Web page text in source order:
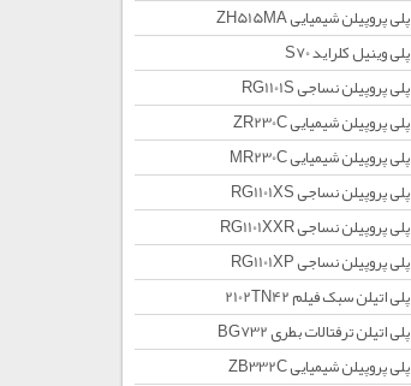
پلی پروپیلن شیمیایی ZH515MA
پلی وینیل کلراید S70
پلی پروپیلن نساجی RG1101S
پلی پروپیلن شیمیایی ZR230C
پلی پروپیلن شیمیایی MR230C
پلی پروپیلن نساجی RG1101XS
پلی پروپیلن نساجی RG1101XXR
پلی پروپیلن نساجی RG1101XP
پلی اتیلن سبک فیلم 2102TN42
پلی اتیلن ترفتالات بطری BG732
پلی پروپیلن شیمیایی ZB332C